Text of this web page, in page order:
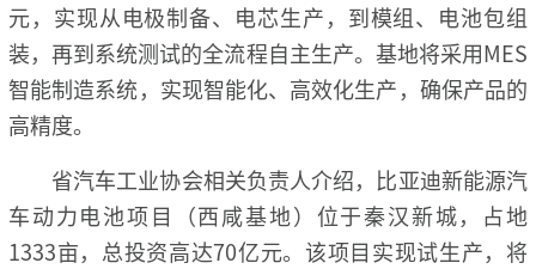
元，实现从电极制备、电芯生产，到模组、电池包组
装，再到系统测试的全流程自主生产。基地将采用MES
智能制造系统，实现智能化、高效化生产，确保产品的
高精度。
省汽车工业协会相关负责人介绍，比亚迪新能源汽
车动力电池项目（西咸基地）位于秦汉新城，占地
1333亩，总投资高达70亿元。该项目实现试生产，将